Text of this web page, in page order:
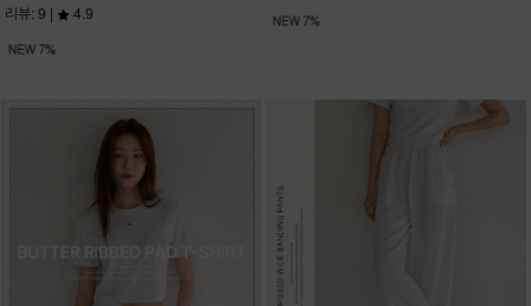
리뷰: 9 | 4.9